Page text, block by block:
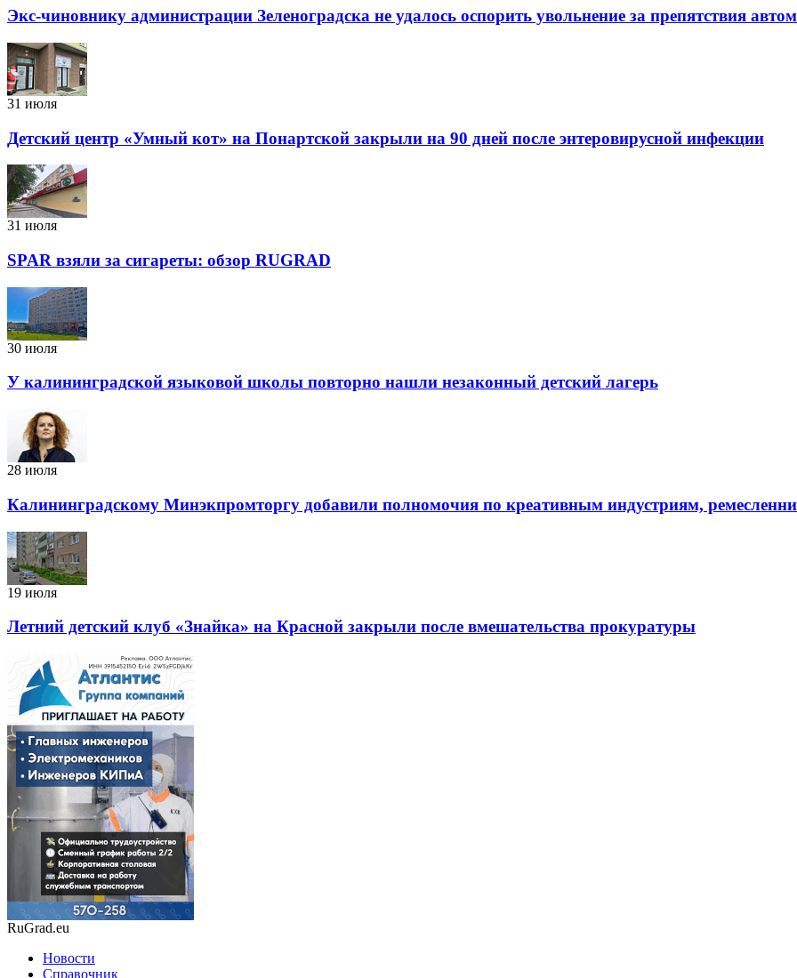
Экс-чиновнику администрации Зеленоградска не удалось оспорить увольнение за препятствия
31 июля
Детский центр «Умный кот» на Понартской закрыли на 90 дней после энтеровирусной инфекции
31 июля
SPAR взяли за сигареты: обзор RUGRAD
30 июля
У калининградской языковой школы повторно нашли незаконный детский лагерь
28 июля
Калининградскому Минэкпромторгу добавили полномочия по креативным индустриям,
19 июля
Летний детский клуб «Знайка» на Красной закрыли после вмешательства прокуратуры
RuGrad.eu
Новости
Справочник